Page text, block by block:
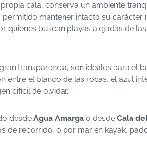
cala, conserva un ambiente
mantener intacto su carácter
quienes buscan playas alejadas de
transparencia, son ideales para el
entre el blanco de las rocas, el azul
difícil de olvidar.
desde Agua Amarga o desde Cala
de recorrido, o por mar en kayak,